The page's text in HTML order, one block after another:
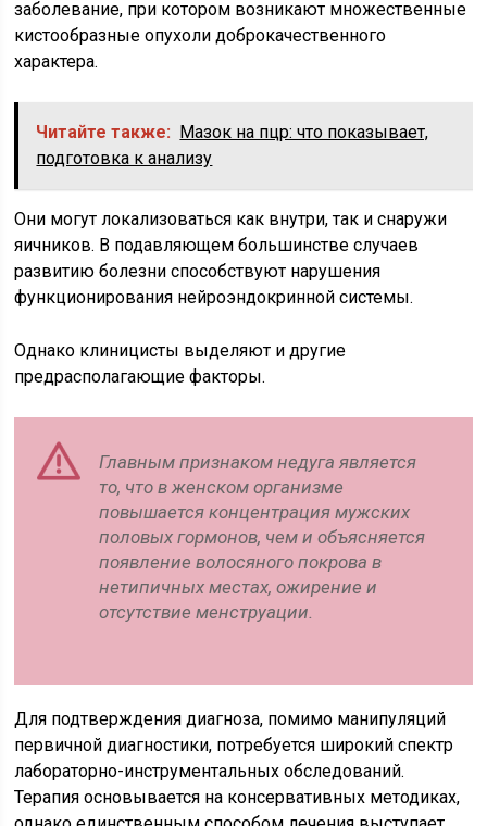
заболевание, при котором возникают множественные
кистообразные опухоли доброкачественного
характера.
Читайте также: Мазок на пцр: что показывает,
подготовка к анализу
Они могут локализоваться как внутри, так и снаружи
яичников. В подавляющем большинстве случаев
развитию болезни способствуют нарушения
функционирования нейроэндокринной системы.
Однако клиницисты выделяют и другие
предрасполагающие факторы.
Главным признаком недуга является
то, что в женском организме
повышается концентрация мужских
половых гормонов, чем и объясняется
появление волосяного покрова в
нетипичных местах, ожирение и
отсутствие менструации.
Для подтверждения диагноза, помимо манипуляций
первичной диагностики, потребуется широкий спектр
лабораторно-инструментальных обследований.
Терапия основывается на консервативных методиках,